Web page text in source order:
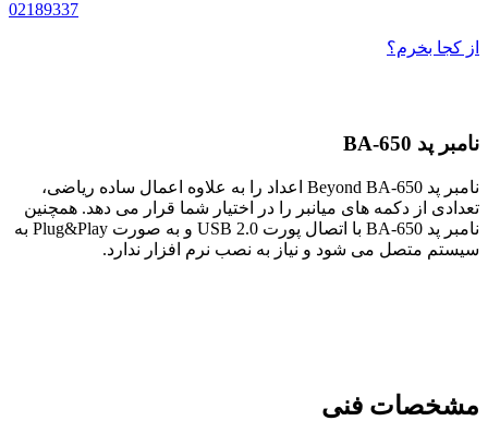
02189337
از کجا بخرم؟
نامبر پد BA-650
نامبر پد Beyond BA-650 اعداد را به علاوه اعمال ساده ریاضی،
تعدادی از دکمه های میانبر را در اختیار شما قرار می دهد. همچنین
نامبر پد BA-650 با اتصال پورت USB 2.0 و به صورت Plug&Play به
سیستم متصل می شود و نیاز به نصب نرم افزار ندارد.
مشخصات فنی